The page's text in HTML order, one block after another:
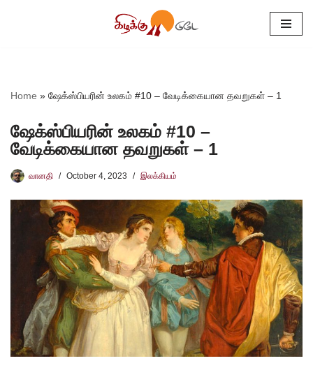
Home » ஷேக்ஸ்பியரின் உலகம் #10 – வேடிக்கையான தவறுகள் – 1
ஷேக்ஸ்பியரின் உலகம் #10 –
வேடிக்கையான தவறுகள் – 1
வானதி October 4, 2023 இலக்கியம்